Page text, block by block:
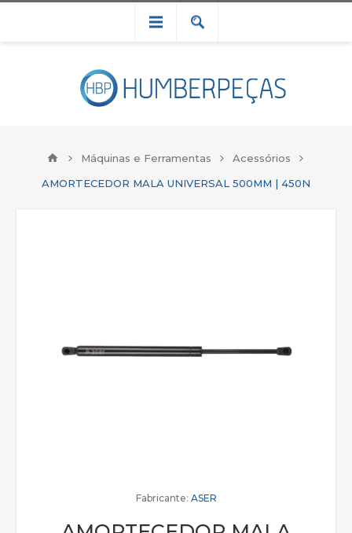
Máquinas e Ferramentas
Acessórios
AMORTECEDOR MALA UNIVERSAL 500MM | 450N
Fabricante: ASER